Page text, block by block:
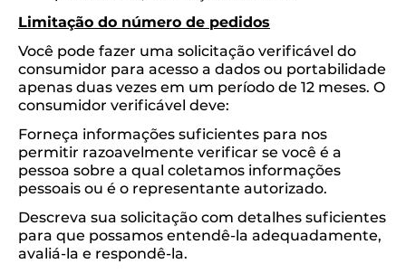
Limitação do número de pedidos
Você pode fazer uma solicitação verificável do
consumidor para acesso a dados ou portabilidade
apenas duas vezes em um período de 12 meses. O
consumidor verificável deve:
Forneça informações suficientes para nos
permitir razoavelmente verificar se você é a
pessoa sobre a qual coletamos informações
pessoais ou é o representante autorizado.
Descreva sua solicitação com detalhes suficientes
para que possamos entendê-la adequadamente,
avaliá-la e respondê-la.